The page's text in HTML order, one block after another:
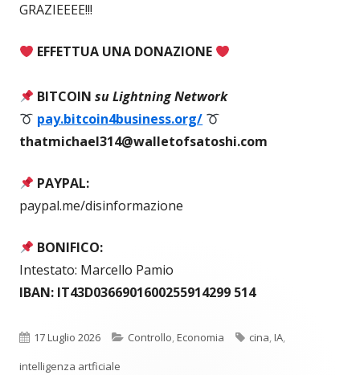
GRAZIEEEE!!!
EFFETTUA UNA DONAZIONE
BITCOIN su Lightning Network
pay.bitcoin4business.org/
thatmichael314@walletofsatoshi.com
PAYPAL:
paypal.me/disinformazione
BONIFICO:
Intestato: Marcello Pamio
IBAN: IT43D0366901600255914299 514
Pubblicato
17 Luglio 2026 Categorie
Controllo,Economia Tag
cina,IA,
intelligenza artficiale